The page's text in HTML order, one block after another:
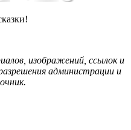
изображений, ссылок и
администрации и